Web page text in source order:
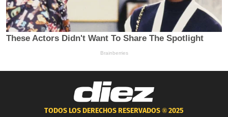
TODOS LOS DERECHOS RESERVADOS ®2025